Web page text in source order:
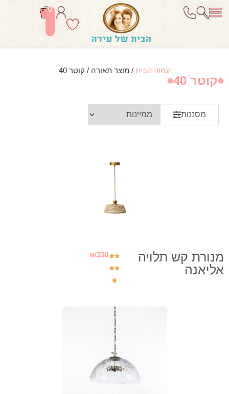
0
עמוד הבית / מוצר תאורה / קוטר 40
קוטר 40
מסננות
מנורת קש תלויה
אליאנה
₪330